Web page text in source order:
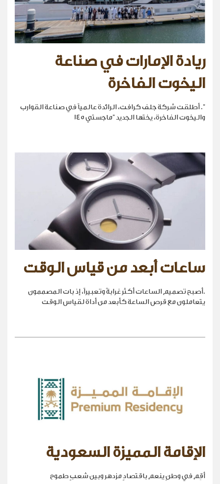
ريادة الإمارات في صناعة
اليخوت الفاخرة
". أطلقت شركة جلف كرافت، الرائدة عالمياً في صناعة القوارب
واليخوت الفاخرة، يختها الجديد "ماجستي 145
ساعات أبعد من قياس الوقت
.أصبح تصميم الساعات أكثر غرابةً وتعبيراً، إذ بات المصممون
يتعاملون مع قرص الساعة كأبعد من أداة لقياس الوقت
الإقامة المميزة السعودية
أقِم في وطنٍ ينعم باقتصادٍ مزدهر وبين شعبٍ طموح